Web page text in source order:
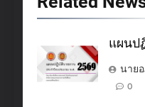
แผนป
นาย
0